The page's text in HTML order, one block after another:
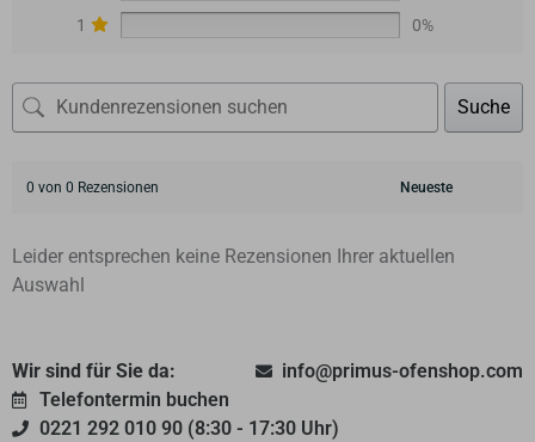
1
0%
Suche
0 von 0 Rezensionen
Leider entsprechen keine Rezensionen Ihrer aktuellen
Auswahl
Wir sind für Sie da:
info@primus-ofenshop.com
Telefontermin buchen
0221 292 010 90 (8:30 - 17:30 Uhr)